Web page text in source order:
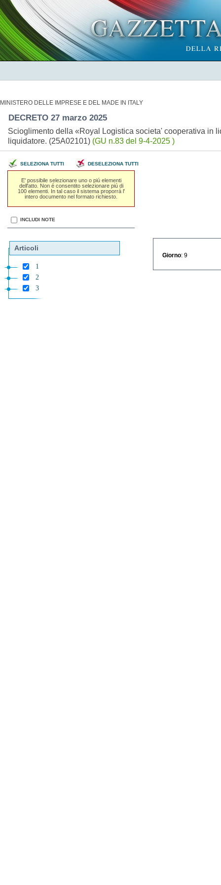
MINISTERO DELLE IMPRESE E DEL MADE IN ITALY
DECRETO 27 marzo 2025
Scioglimento della «Royal Logistica societa' cooperativa in
liquidatore. (25A02101) (GU n.83 del 9-4-2025 )
SELEZIONA TUTTI DESELEZIONA TUTTI
E' possibile selezionare uno o piú elementi
dell'atto. Non é consentito selezionare piú di
100 elementi. In tal caso il sistema proporrá l'
intero documento nel formato richiesto.
INCLUDI NOTE
Articoli
1
2
3
Giorno : 9